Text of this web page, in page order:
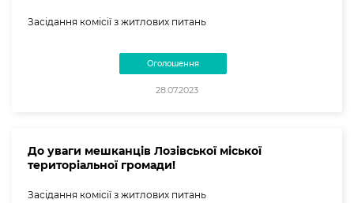
Засідання комісії з житлових питань
Оголошення
28.07.2023
До уваги мешканців Лозівської міської
територіальної громади!
Засідання комісії з житлових питань